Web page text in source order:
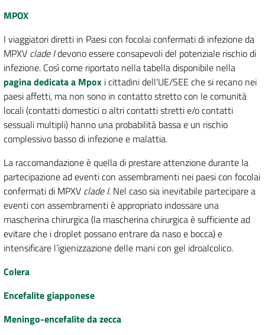
MPOX
I viaggiatori diretti in Paesi con focolai confermati di infezione da
MPXV clade Idevono essere consapevoli del potenziale rischio di
infezione. Così come riportato nella tabella disponibile nella
pagina dedicata a Mpox i cittadini dell'UE/SEE che si recano nei
paesi affetti, ma non sono in contatto stretto con le comunità
locali (contatti domestici o altri contatti stretti e/o contatti
sessuali multipli) hanno una probabilità bassa e un rischio
complessivo basso di infezione e malattia.
La raccomandazione è quella di prestare attenzione durante la
partecipazione ad eventi con assembramenti nei paesi con focolai
confermati di MPXV clade I. Nel caso sia inevitabile partecipare a
eventi con assembramenti è appropriato indossare una
mascherina chirurgica (la mascherina chirurgica è sufficiente ad
evitare che i droplet possano entrare da naso e bocca) e
intensificare l’igienizzazione delle mani con gel idroalcolico.
Colera
Encefalite giapponese
Meningo-encefalite da zecca